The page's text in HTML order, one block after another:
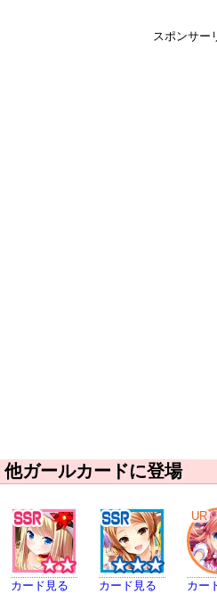
スポンサー
他ガールカードに登場
カード見る カード見る
UR
カー